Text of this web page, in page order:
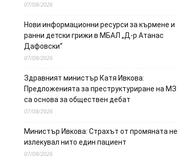
07/08/2026
Нови информационни ресурси за кърмене и
ранни детски грижи в МБАЛ „Д-р Атанас
Дафовски“
07/08/2026
Здравният министър Катя Ивкова:
Предложенията за преструктуриране на МЗ
са основа за обществен дебат
07/08/2026
Министър Ивкова: Страхът от промяната не
излекувал нито един пациент
07/08/2026